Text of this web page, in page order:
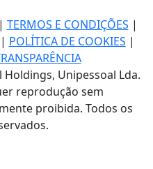
TERMOS E CONDIÇÕES |
| POLÍTICA DE COOKIES |
Unipessoal Lda.
reprodução sem
proibida. Todos os